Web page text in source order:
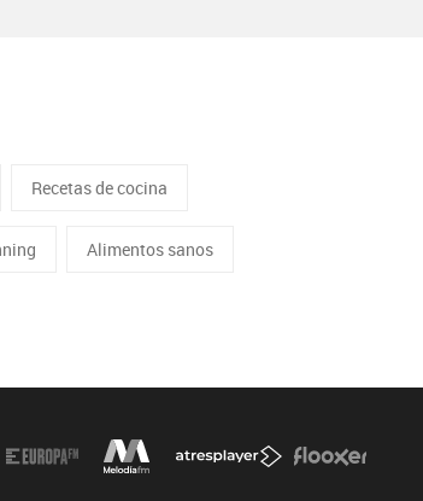
Recetas de cocina
Alimentos sanos